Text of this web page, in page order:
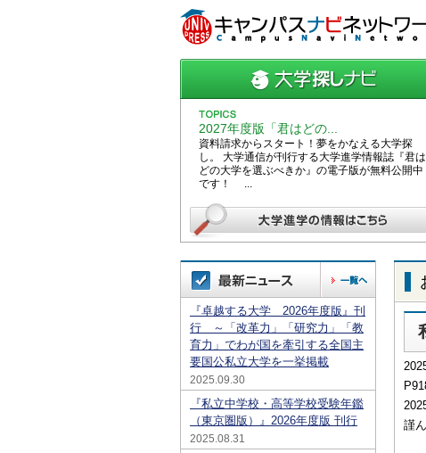
2027年度版「君はどの...
資料請求からスタート！夢をかなえる大学探
し。 大学通信が刊行する大学進学情報誌『君は
どの大学を選ぶべきか』の電子版が無料公開中
です！ ...
『卓越する大学 2026年度版』刊
行 ～「改革力」「研究力」「教
育力」でわが国を牽引する全国主
要国公私立大学を一挙掲載
2025.09.30
『私立中学校・高等学校受験年鑑
（東京圏版）』2026年度版 刊行
2025.08.31
謹